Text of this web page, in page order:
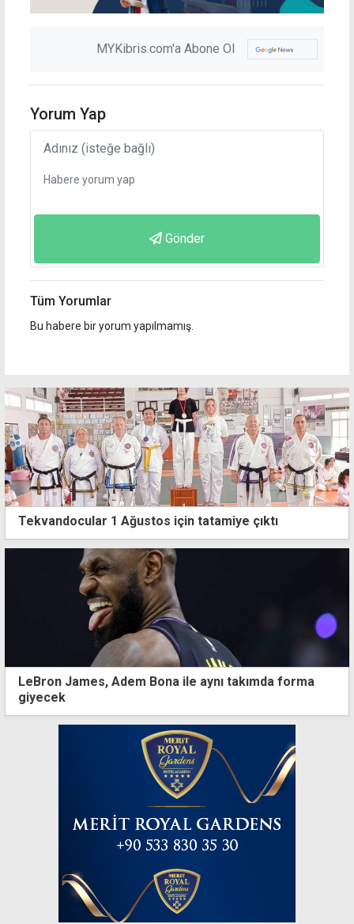
MYKibris.com'a Abone Ol
Yorum Yap
Gönder
Tüm Yorumlar
Bu habere bir yorum yapılmamış.
Tekvandocular 1 Ağustos için tatamiye çıktı
LeBron James, Adem Bona ile aynı takımda forma
giyecek